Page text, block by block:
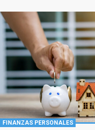
FINANZAS PERSONALES